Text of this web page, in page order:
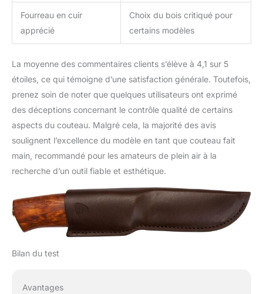
Fourreau en cuir
apprécié
Choix du bois critiqué pour
certains modèles
La moyenne des commentaires clients s’élève à 4,1 sur 5
étoiles, ce qui témoigne d’une satisfaction générale. Toutefois,
prenez soin de noter que quelques utilisateurs ont exprimé
des déceptions concernant le contrôle qualité de certains
aspects du couteau. Malgré cela, la majorité des avis
soulignent l’excellence du modèle en tant que couteau fait
main, recommandé pour les amateurs de plein air à la
recherche d’un outil fiable et esthétique.
Bilan du test
Avantages